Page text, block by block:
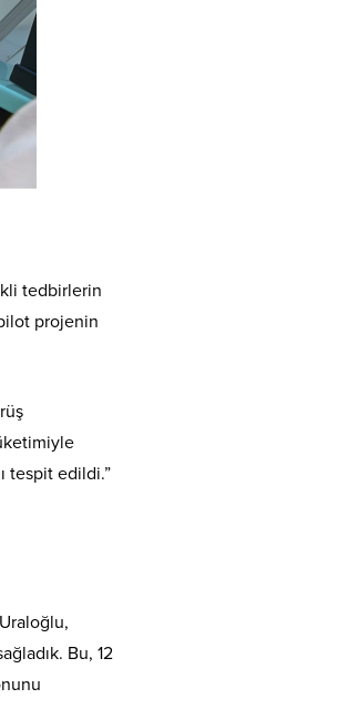
tedbirlerin
projenin
tespit edildi.”
Bu, 12